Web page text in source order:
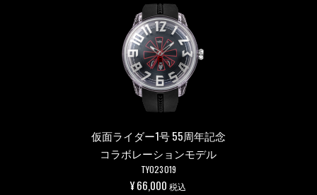
仮面ライダー1号 55周年記念
コラボレーションモデル
TY023019
¥ 66,000税込